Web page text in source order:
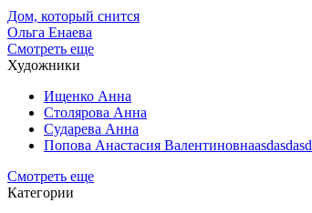
Дом, который снится
Ольга Енаева
Смотреть еще
Художники
Ищенко Анна
Столярова Анна
Сударева Анна
Попова Анастасия Валентиновнаasdasdasd
Смотреть еще
Категории